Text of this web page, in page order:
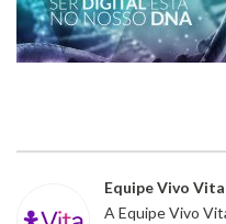
Equipe Vivo Vita
A Equipe Vivo